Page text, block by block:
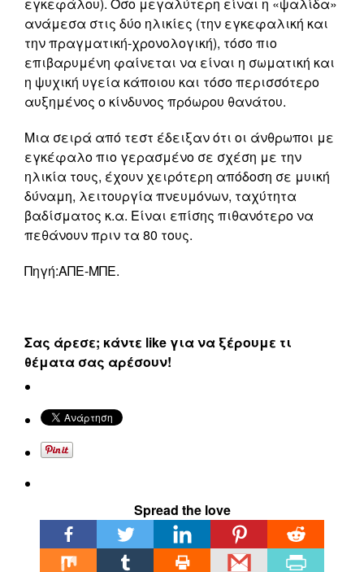
ανάμεσα στις δύο ηλικίες (την εγκεφαλική και
την πραγματική-χρονολογική), τόσο πιο
επιβαρυμένη φαίνεται να είναι η σωματική και
η ψυχική υγεία κάποιου και τόσο περισσότερο
αυξημένος ο κίνδυνος πρόωρου θανάτου.
Μια σειρά από τεστ έδειξαν ότι οι άνθρωποι με
εγκέφαλο πιο γερασμένο σε σχέση με την
ηλικία τους, έχουν χειρότερη απόδοση σε μυική
δύναμη, λειτουργία πνευμόνων, ταχύτητα
βαδίσματος κ.α. Είναι επίσης πιθανότερο να
πεθάνουν πριν τα 80 τους.
Πηγή:ΑΠΕ-ΜΠΕ.
Σας άρεσε; κάντε like για να ξέρουμε τι
θέματα σας αρέσουν!
Spread the love